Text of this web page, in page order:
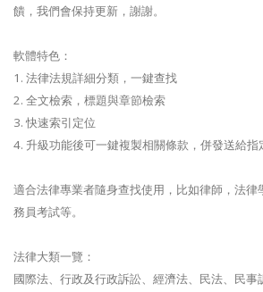
饋，我們會保持更新，謝謝。
軟體特色：
1. 法律法規詳細分類，一鍵查找
2. 全文檢索，標題與章節檢索
3. 快速索引定位
4. 升級功能後可一鍵複製相關條款，併發送給指
適合法律專業者隨身查找使用，比如律師，法律
務員考試等。
法律大類一覽：
國際法、行政及行政訴訟、經濟法、民法、民